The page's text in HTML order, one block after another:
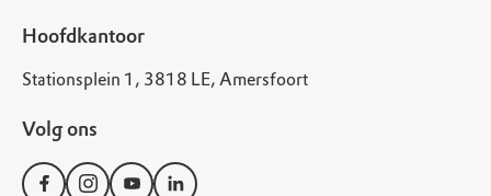
Hoofdkantoor
Stationsplein 1, 3818 LE, Amersfoort
Volg ons